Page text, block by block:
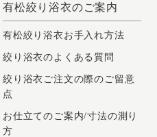
有松絞り浴衣のご案内
有松絞り浴衣お手入れ方法
絞り浴衣のよくある質問
絞り浴衣ご注文の際のご留意
点
お仕立てのご案内/寸法の測り
方